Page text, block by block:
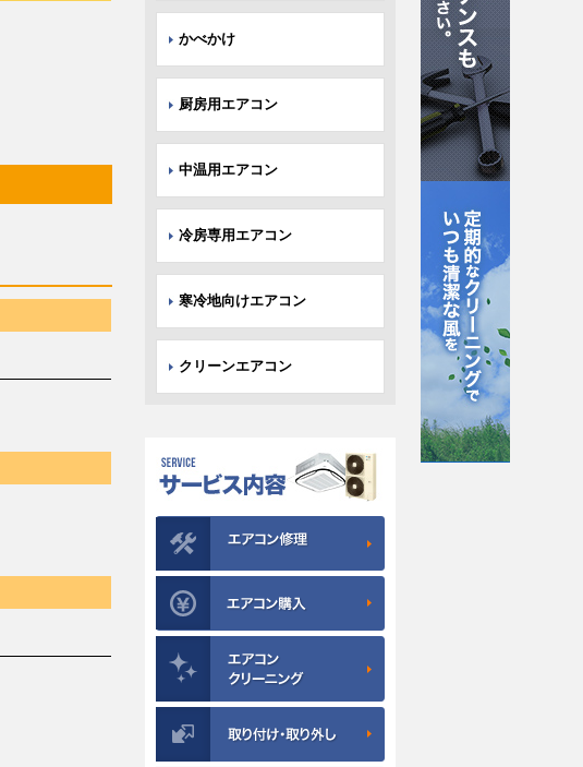
かべかけ
厨房用エアコン
中温用エアコン
冷房専用エアコン
寒冷地向けエアコン
クリーンエアコン